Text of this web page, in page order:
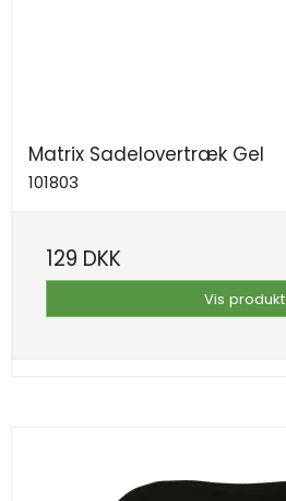
Matrix Sadelovertræk Gel
101803
129 DKK
Vis produkt